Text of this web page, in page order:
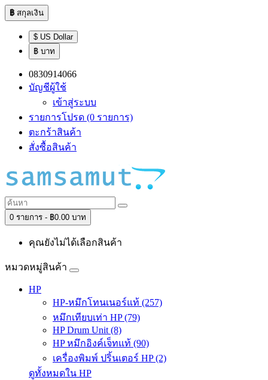
฿ สกุลเงิน
$ US Dollar
฿ บาท
0830914066
บัญชีผู้ใช้
เข้าสู่ระบบ
รายการโปรด (0 รายการ)
ตะกร้าสินค้า
สั่งซื้อสินค้า
0 รายการ - ฿0.00 บาท
คุณยังไม่ได้เลือกสินค้า
หมวดหมู่สินค้า
HP
HP-หมึกโทนเนอร์แท้ (257)
หมึกเทียบเท่า HP (79)
HP Drum Unit (8)
HP หมึกอิงค์เจ็ทแท้ (90)
เครื่องพิมพ์ ปริ้นเตอร์ HP (2)
ดูทั้งหมดใน HP